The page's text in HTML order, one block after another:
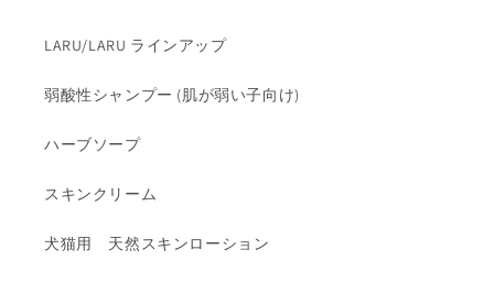
LARU/LARU ラインアップ
弱酸性シャンプー (肌が弱い子向け)
ハーブソープ
スキンクリーム
犬猫用 天然スキンローション